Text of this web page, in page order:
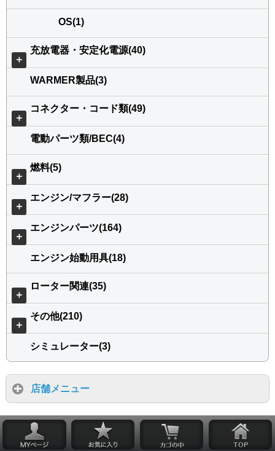
OS(1)
＋
充放電器・安定化電源(40)
WARMER製品(3)
＋
コネクター・コード類(49)
電動パーツ類/BEC(4)
＋
燃料(5)
＋
エンジン/マフラー(28)
＋
エンジンパーツ(164)
エンジン始動用具(18)
＋
ローター関連(35)
＋
その他(210)
シミュレーター(3)
店舗メニュー